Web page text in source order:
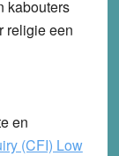
kabouters
religie een
en
(CFI) Low